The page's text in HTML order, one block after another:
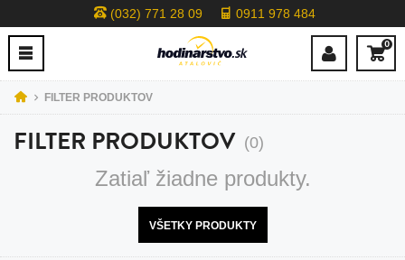
(032) 771 28 09 0911 978 484
0
FILTER PRODUKTOV
FILTER PRODUKTOV (0)
Zatiaľ žiadne produkty.
VŠETKY PRODUKTY